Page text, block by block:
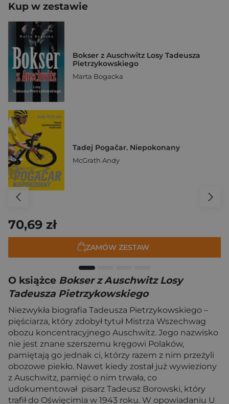
Kup w zestawie
Bokser z Auschwitz Losy Tadeusza
Pietrzykowskiego
Marta Bogacka
Tadej Pogačar. Niepokonany
McGrath Andy
70,69 zł
ZAMÓW ZESTAW
O książce Bokser z Auschwitz Losy
Tadeusza Pietrzykowskiego
Niezwykła biografia Tadeusza Pietrzykowskiego –
pięściarza, który zdobył tytuł Mistrza Wszechwag
obozu koncentracyjnego Auschwitz. Jego nazwisko
nie jest znane szerszemu kręgowi Polaków,
pamiętają go jednak ci, którzy razem z nim przeżyli
obozowe piekło. Nawet kiedy został już wywieziony
z Auschwitz, pamięć o nim trwała, co
udokumentował pisarz Tadeusz Borowski, który
trafił do Oświęcimia w 1943 roku. W opowiadaniu U